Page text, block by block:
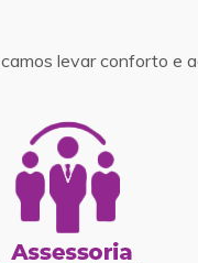
levar conforto e